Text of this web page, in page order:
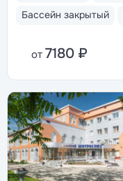
Бассейн закрытый
от 7180 ₽